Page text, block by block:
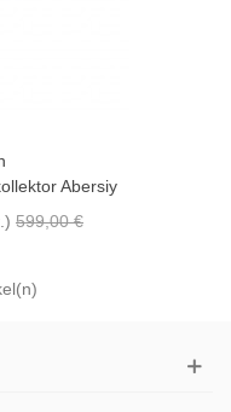
Abersiy
599,00 €